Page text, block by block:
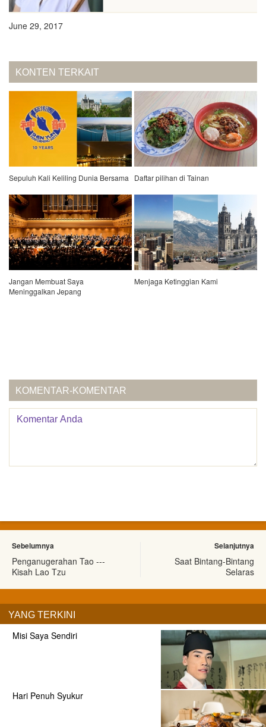
June 29, 2017
KONTEN TERKAIT
Sepuluh Kali Keliling Dunia Bersama Daftar pilihan di Tainan
Jangan Membuat Saya
Meninggalkan Jepang
Menjaga Ketinggian Kami
KOMENTAR-KOMENTAR
Sebelumnya
Penganugerahan Tao ---
Kisah Lao Tzu
Selanjutnya
Saat Bintang-Bintang
Selaras
YANG TERKINI
Misi Saya Sendiri
Hari Penuh Syukur